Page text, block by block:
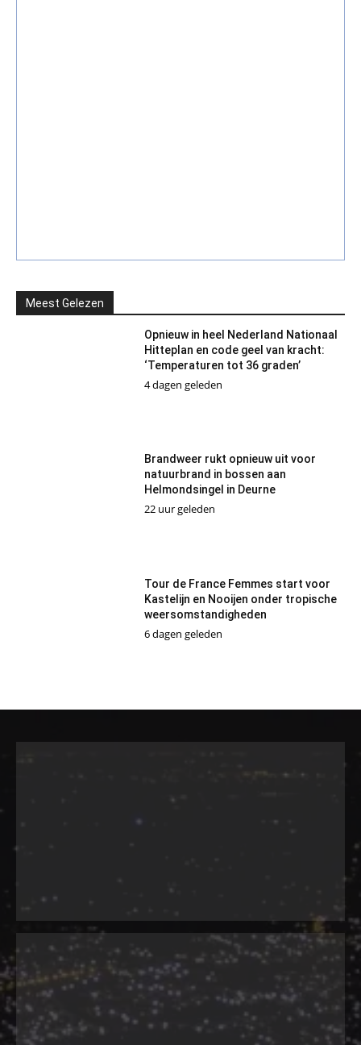
Meest Gelezen
Opnieuw in heel Nederland Nationaal
Hitteplan en code geel van kracht:
‘Temperaturen tot 36 graden’
4 dagen geleden
Brandweer rukt opnieuw uit voor
natuurbrand in bossen aan
Helmondsingel in Deurne
22 uur geleden
Tour de France Femmes start voor
Kastelijn en Nooijen onder tropische
weersomstandigheden
6 dagen geleden